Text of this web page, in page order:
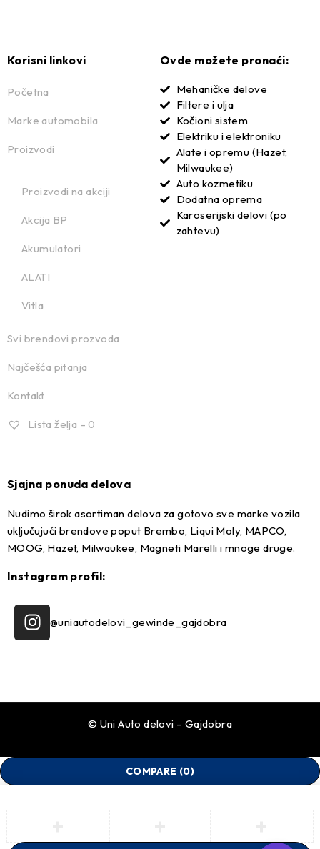
Korisni linkovi
Početna
Marke automobila
Proizvodi
Proizvodi na akciji
Akcija BP
Akumulatori
ALATI
Vitla
Svi brendovi prozvoda
Najčešća pitanja
Kontakt
Lista želja – 0
Ovde možete pronaći:
Mehaničke delove
Filtere i ulja
Kočioni sistem
Elektriku i elektroniku
Alate i opremu (Hazet,
Milwaukee)
Auto kozmetiku
Dodatna oprema
Karoserijski delovi (po
zahtevu)
Sjajna ponuda delova
Nudimo širok asortiman delova za gotovo sve marke vozila
uključujući brendove poput Brembo, Liqui Moly, MAPCO,
MOOG, Hazet, Milwaukee, Magneti Marelli i mnoge druge.
Instagram profil:
@uniautodelovi_gewinde_gajdobra
© Uni Auto delovi – Gajdobra
COMPARE (0)